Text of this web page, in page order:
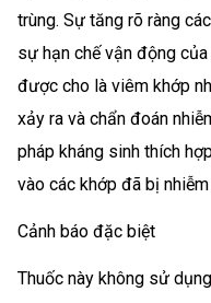
trùng. Sự tăng rõ ràng
sự hạn chế vận động
được cho là viêm khớp
xảy ra và chẩn đoán
pháp kháng sinh thích
vào các khớp đã bị nhiễm
Cảnh báo đặc biệt
Thuốc này không sử